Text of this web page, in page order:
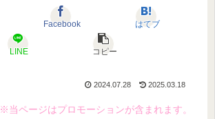
Facebook はてブ
LINE コピー
2024.07.28 2025.03.18
※当ページはプロモーションが含まれます。